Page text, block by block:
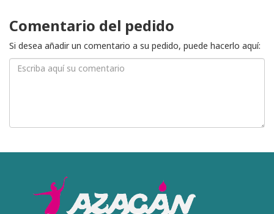
Comentario del pedido
Si desea añadir un comentario a su pedido, puede hacerlo aquí: